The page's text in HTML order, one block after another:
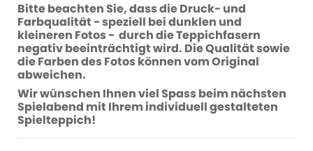
Bitte beachten Sie, dass die Druck- und
Farbqualität - speziell bei dunklen und
kleineren Fotos - durch die Teppichfasern
negativ beeinträchtigt wird. Die Qualität sowie
die Farben des Fotos können vom Original
abweichen.
Wir wünschen Ihnen viel Spass beim nächsten
Spielabend mit Ihrem individuell gestalteten
Spielteppich!